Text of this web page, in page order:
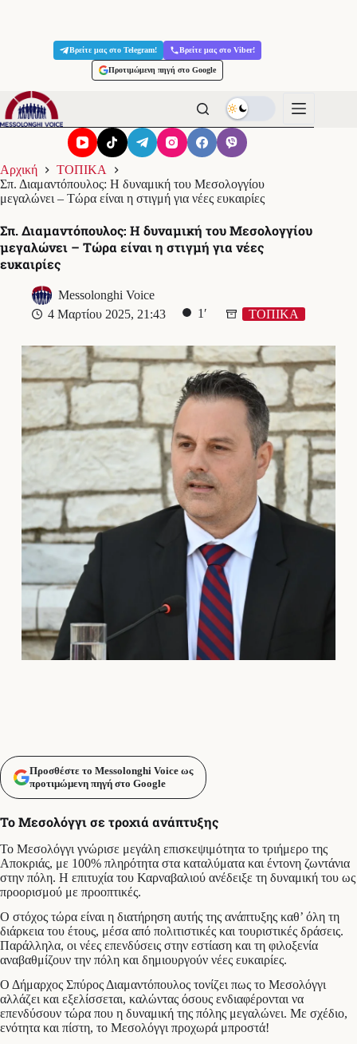
Βρείτε μας στο Telegram! Βρείτε μας στο Viber!
Προτιμώμενη πηγή στο Google
Αρχική
ΤΟΠΙΚΑ
Σπ. Διαμαντόπουλος: Η δυναμική του Μεσολογγίου
μεγαλώνει – Τώρα είναι η στιγμή για νέες ευκαιρίες
Σπ. Διαμαντόπουλος: Η δυναμική του Μεσολογγίου
μεγαλώνει – Τώρα είναι η στιγμή για νέες
ευκαιρίες
Messolonghi Voice
4 Μαρτίου 2025, 21:43
1′ ΤΟΠΙΚΑ
Προσθέστε το Messolonghi Voice ως
προτιμώμενη πηγή στο Google
Το Μεσολόγγι σε τροχιά ανάπτυξης
Το Μεσολόγγι γνώρισε μεγάλη επισκεψιμότητα το τριήμερο της
Αποκριάς, με 100% πληρότητα στα καταλύματα και έντονη ζωντάνια
στην πόλη. Η επιτυχία του Καρναβαλιού ανέδειξε τη δυναμική του ως
προορισμού με προοπτικές.
Ο στόχος τώρα είναι η διατήρηση αυτής της ανάπτυξης καθ’ όλη τη
διάρκεια του έτους, μέσα από πολιτιστικές και τουριστικές δράσεις.
Παράλληλα, οι νέες επενδύσεις στην εστίαση και τη φιλοξενία
αναβαθμίζουν την πόλη και δημιουργούν νέες ευκαιρίες.
Ο Δήμαρχος Σπύρος Διαμαντόπουλος τονίζει πως το Μεσολόγγι
αλλάζει και εξελίσσεται, καλώντας όσους ενδιαφέρονται να
επενδύσουν τώρα που η δυναμική της πόλης μεγαλώνει. Με σχέδιο,
ενότητα και πίστη, το Μεσολόγγι προχωρά μπροστά!